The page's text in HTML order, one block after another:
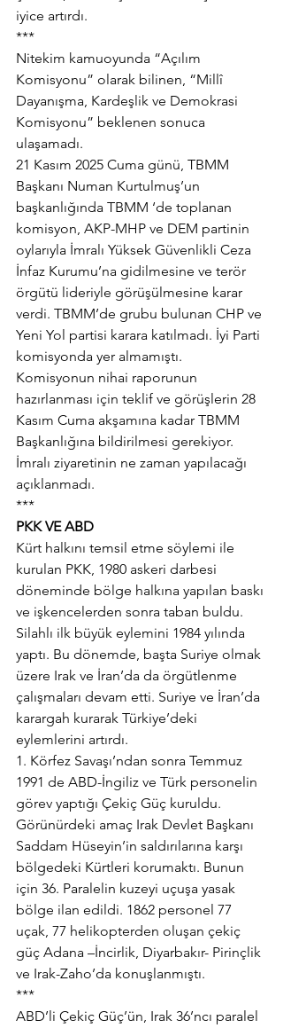
iyice artırdı.
***
Nitekim kamuoyunda “Açılım
Komisyonu” olarak bilinen, “Millî
Dayanışma, Kardeşlik ve Demokrasi
Komisyonu” beklenen sonuca
ulaşamadı.
21 Kasım 2025 Cuma günü, TBMM
Başkanı Numan Kurtulmuş’un
başkanlığında TBMM ‘de toplanan
komisyon, AKP-MHP ve DEM partinin
oylarıyla İmralı Yüksek Güvenlikli Ceza
İnfaz Kurumu’na gidilmesine ve terör
örgütü lideriyle görüşülmesine karar
verdi. TBMM’de grubu bulunan CHP ve
Yeni Yol partisi karara katılmadı. İyi Parti
komisyonda yer almamıştı.
Komisyonun nihai raporunun
hazırlanması için teklif ve görüşlerin 28
Kasım Cuma akşamına kadar TBMM
Başkanlığına bildirilmesi gerekiyor.
İmralı ziyaretinin ne zaman yapılacağı
açıklanmadı.
***
PKK VE ABD
Kürt halkını temsil etme söylemi ile
kurulan PKK, 1980 askeri darbesi
döneminde bölge halkına yapılan baskı
ve işkencelerden sonra taban buldu.
Silahlı ilk büyük eylemini 1984 yılında
yaptı. Bu dönemde, başta Suriye olmak
üzere Irak ve İran’da da örgütlenme
çalışmaları devam etti. Suriye ve İran’da
karargah kurarak Türkiye’deki
eylemlerini artırdı.
1. Körfez Savaşı’ndan sonra Temmuz
1991 de ABD-İngiliz ve Türk personelin
görev yaptığı Çekiç Güç kuruldu.
Görünürdeki amaç Irak Devlet Başkanı
Saddam Hüseyin’in saldırılarına karşı
bölgedeki Kürtleri korumaktı. Bunun
için 36. Paralelin kuzeyi uçuşa yasak
bölge ilan edildi. 1862 personel 77
uçak, 77 helikopterden oluşan çekiç
güç Adana –İncirlik, Diyarbakır- Pirinçlik
ve Irak-Zaho’da konuşlanmıştı.
***
ABD’li Çekiç Güç’ün, Irak 36’ncı paralel